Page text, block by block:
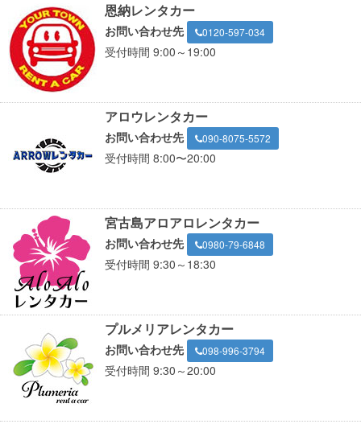
恩納レンタカー
お問い合わせ先 0120-597-034
受付時間 9:00～19:00
アロウレンタカー
お問い合わせ先 090-8075-5572
受付時間 8:00〜20:00
宮古島アロアロレンタカー
お問い合わせ先 0980-79-6848
受付時間 9:30～18:30
プルメリアレンタカー
お問い合わせ先 098-996-3794
受付時間 9:30～20:00